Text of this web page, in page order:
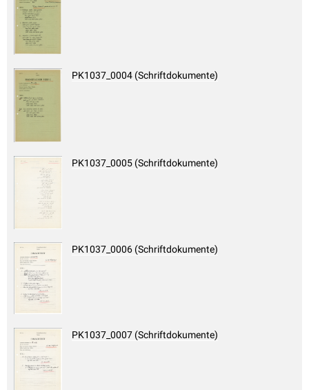
PK1037_0004 (Schriftdokumente)
PK1037_0005 (Schriftdokumente)
PK1037_0006 (Schriftdokumente)
PK1037_0007 (Schriftdokumente)